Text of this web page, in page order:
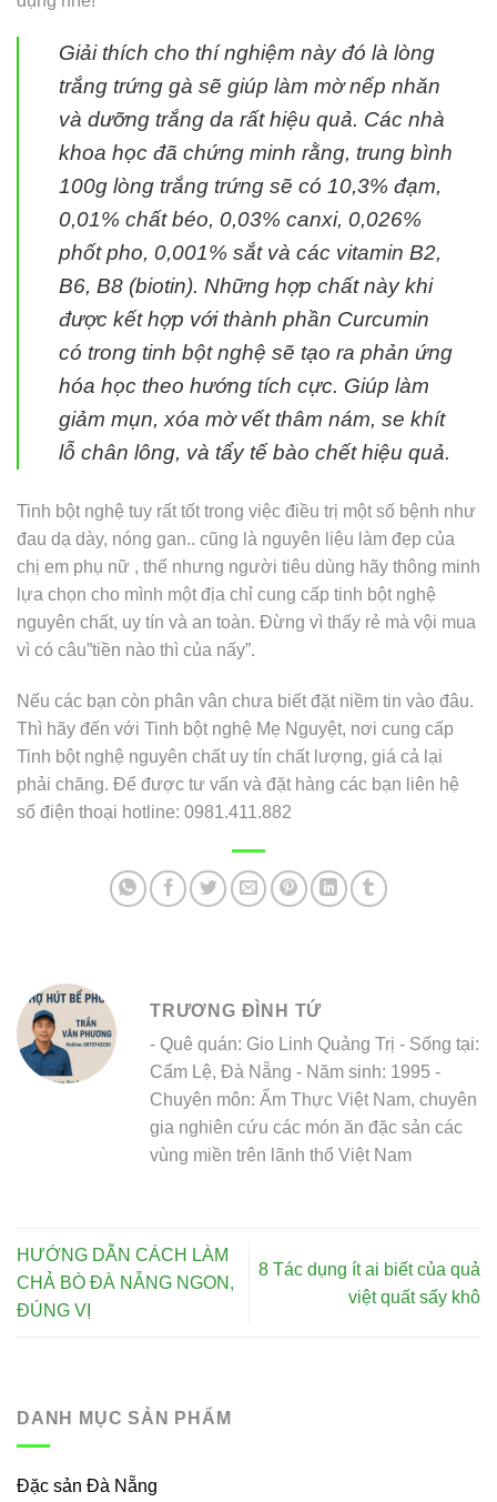
Giải thích cho thí nghiệm này đó là lòng
trắng trứng gà sẽ giúp làm mờ nếp nhăn
và dưỡng trắng da rất hiệu quả. Các nhà
khoa học đã chứng minh rằng, trung bình
100g lòng trắng trứng sẽ có 10,3% đạm,
0,01% chất béo, 0,03% canxi, 0,026%
phốt pho, 0,001% sắt và các vitamin B2,
B6, B8 (biotin). Những hợp chất này khi
được kết hợp với thành phần Curcumin
có trong tinh bột nghệ sẽ tạo ra phản ứng
hóa học theo hướng tích cực. Giúp làm
giảm mụn, xóa mờ vết thâm nám, se khít
lỗ chân lông, và tẩy tế bào chết hiệu quả.
Tinh bột nghệ tuy rất tốt trong việc điều trị một số bệnh như
đau dạ dày, nóng gan.. cũng là nguyên liệu làm đẹp của
chị em phụ nữ , thế nhưng người tiêu dùng hãy thông minh
lựa chọn cho mình một địa chỉ cung cấp tinh bột nghệ
nguyên chất, uy tín và an toàn. Đừng vì thấy rẻ mà vội mua
vì có câu”tiền nào thì của nấy”.
Nếu các bạn còn phân vân chưa biết đặt niềm tin vào đâu.
Thì hãy đến với Tinh bột nghệ Mẹ Nguyệt, nơi cung cấp
Tinh bột nghệ nguyên chất uy tín chất lượng, giá cả lại
phải chăng. Để được tư vấn và đặt hàng các bạn liên hệ
số điện thoại hotline: 0981.411.882
TRƯƠNG ĐÌNH TỨ
- Quê quán: Gio Linh Quảng Trị - Sống tại:
Cẩm Lệ, Đà Nẵng - Năm sinh: 1995 -
Chuyên môn: Ẩm Thực Việt Nam, chuyên
gia nghiên cứu các món ăn đặc sản các
vùng miền trên lãnh thổ Việt Nam
HƯỚNG DẪN CÁCH LÀM
CHẢ BÒ ĐÀ NẴNG NGON,
ĐÚNG VỊ
8 Tác dụng ít ai biết của quả
việt quất sấy khô
DANH MỤC SẢN PHẨM
Đặc sản Đà Nẵng